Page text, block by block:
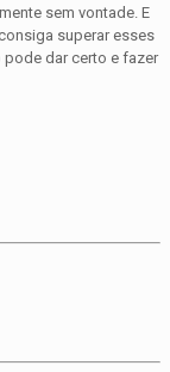
sem vontade. E
superar esses
dar certo e fazer